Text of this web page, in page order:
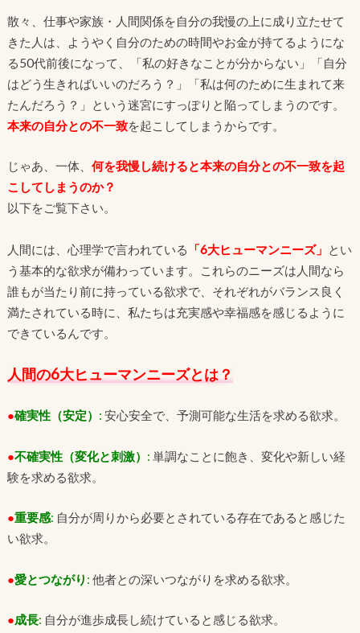
散々、仕事や家族・人間関係を自分の我慢の上に成り立たせて
きた人は、ようやく自分のための時間やお金が持てるようにな
る50代前後になって、「私の好きなことが分からない」「自分
はどう生きればいいのだろう？」「私は何のために生まれて来
たんだろう？」という迷宮にすっぽりと陥ってしまうのです。
本来の自分との不一致を起こしてしまうからです。
じゃあ、一体、 何を我慢し続けると本来の自分との不一致を起
こしてしまうのか？
以下をご覧下さい。
人間には、心理学で言われている 「6大ヒューマンニーズ」 とい
う基本的な欲求が備わっています。これらのニーズは人間なら
誰もが当たり前に持っている欲求で、それぞれがバランス良く
満たされている時に、私たちは充実感や幸福感を感じるように
できているんです。
人間の6大ヒューマンニーズとは？
●確実性（安定） : 安心安全で、予測可能な生活を求める欲求。
●不確実性（変化と刺激） : 単調なことに飽き、変化や新しい経
験を求める欲求。
●重要感: 自分が周りから必要とされている存在であると感じた
い欲求。
●愛とつながり : 他者との深いつながりを求める欲求。
●成長: 自分が進歩成長し続けていると感じる欲求。